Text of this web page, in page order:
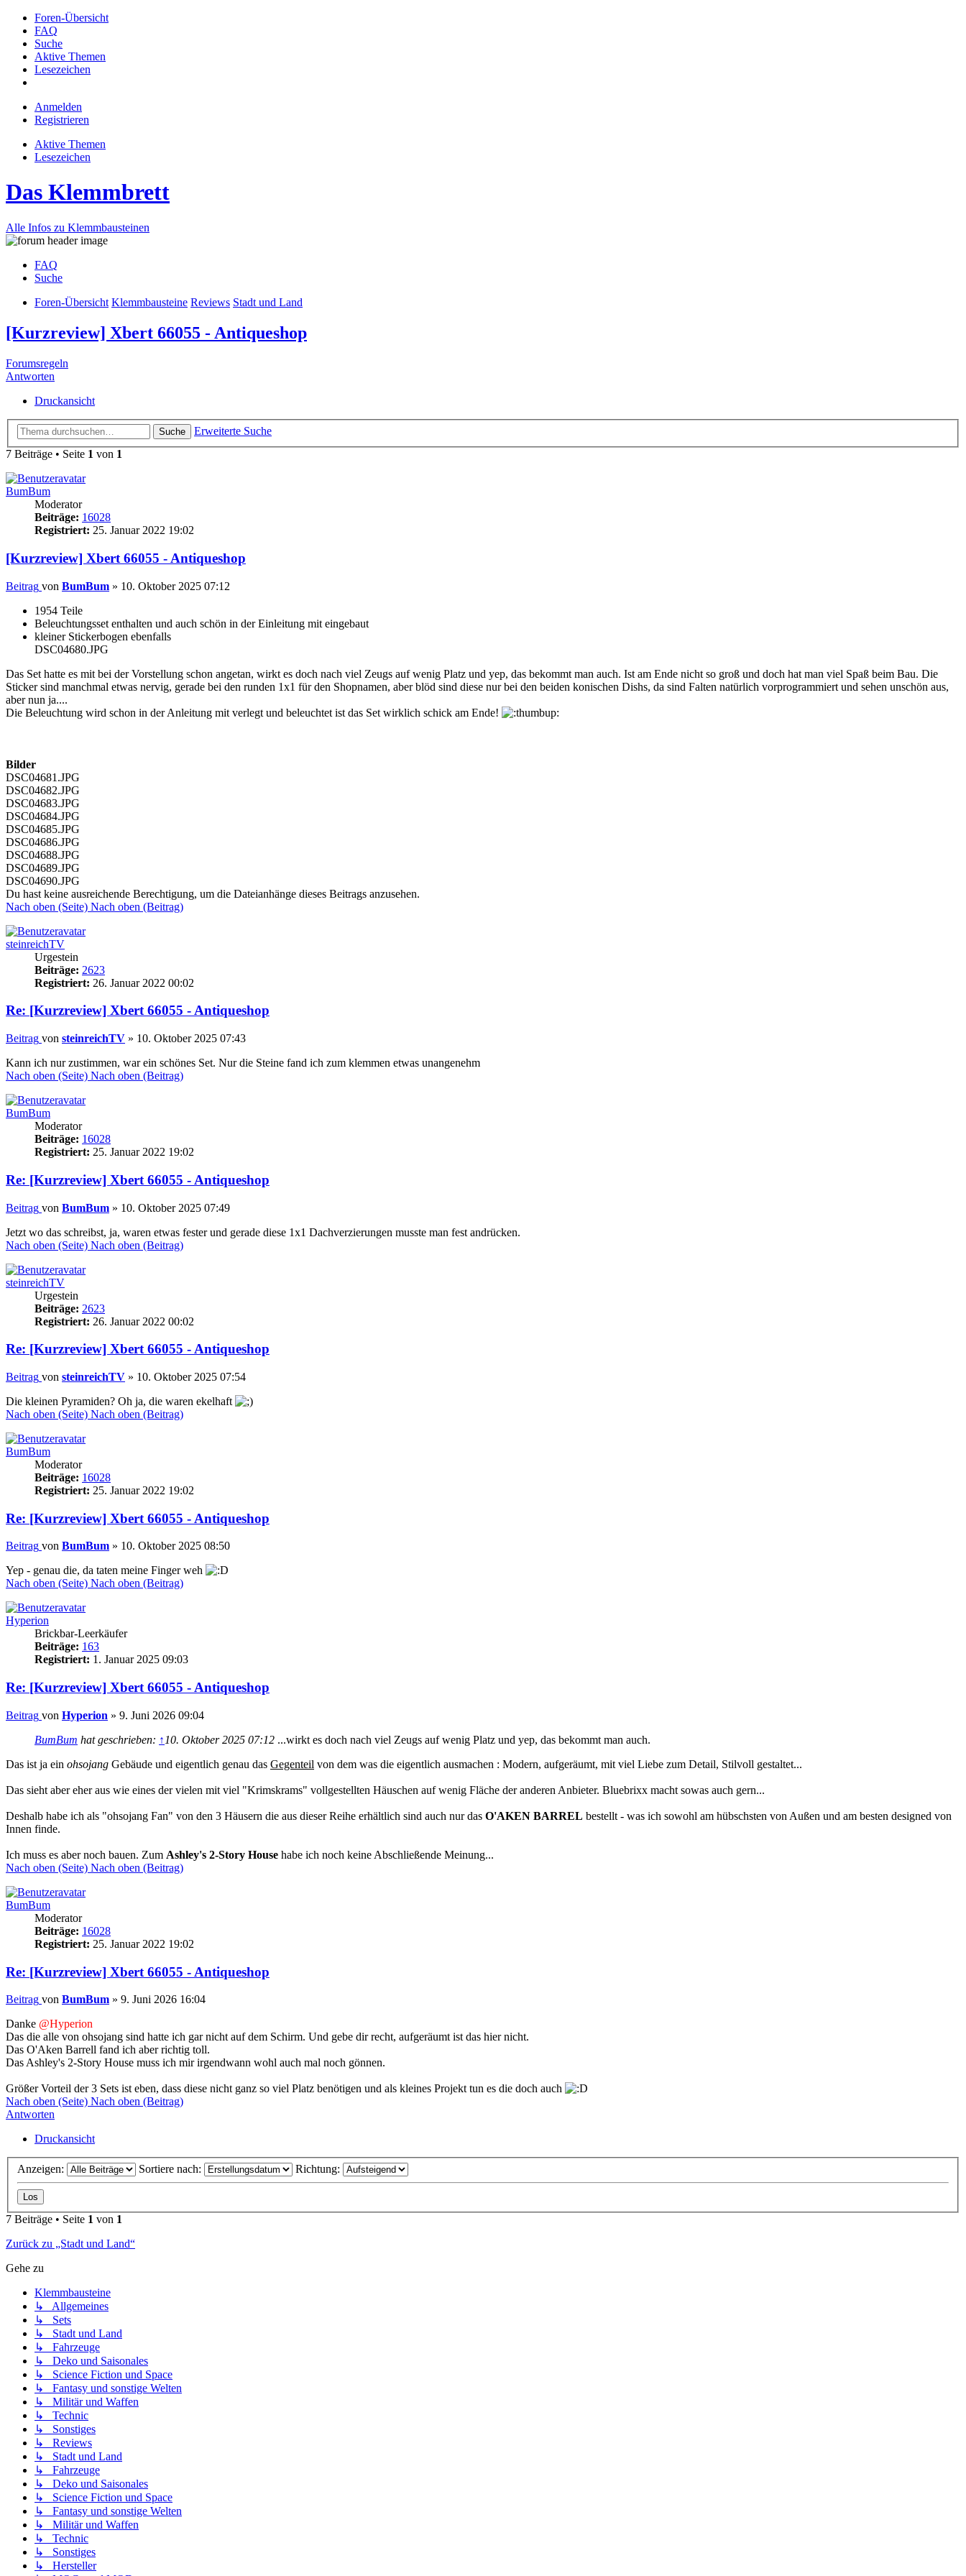
Foren-Übersicht
FAQ
Suche
Aktive Themen
Lesezeichen
Anmelden
Registrieren
Aktive Themen
Lesezeichen
Das Klemmbrett
Alle Infos zu Klemmbausteinen
FAQ
Suche
Foren-Übersicht Klemmbausteine Reviews Stadt und Land
[Kurzreview] Xbert 66055 - Antiqueshop
Forumsregeln
Antworten
Druckansicht
Suche
Erweiterte Suche
7 Beiträge • Seite 1 von 1
BumBum
Moderator
Beiträge: 16028
Registriert: 25. Januar 2022 19:02
[Kurzreview] Xbert 66055 - Antiqueshop
Beitrag von BumBum » 10. Oktober 2025 07:12
1954 Teile
Beleuchtungsset enthalten und auch schön in der Einleitung mit eingebaut
kleiner Stickerbogen ebenfalls
DSC04680.JPG
Das Set hatte es mit bei der Vorstellung schon angetan, wirkt es doch nach viel Zeugs auf wenig Platz und yep, das bekommt man auch. Ist am Ende nicht so groß und doch hat man viel Spaß beim Bau. Die
Sticker sind manchmal etwas nervig, gerade bei den runden 1x1 für den Shopnamen, aber blöd sind diese nur bei den beiden konischen Dishs, da sind Falten natürlich vorprogrammiert und sehen unschön aus,
aber nun ja....
Die Beleuchtung wird schon in der Anleitung mit verlegt und beleuchtet ist das Set wirklich schick am Ende!
Bilder
DSC04681.JPG
DSC04682.JPG
DSC04683.JPG
DSC04684.JPG
DSC04685.JPG
DSC04686.JPG
DSC04688.JPG
DSC04689.JPG
DSC04690.JPG
Du hast keine ausreichende Berechtigung, um die Dateianhänge dieses Beitrags anzusehen.
Nach oben (Seite) Nach oben (Beitrag)
steinreichTV
Urgestein
Beiträge: 2623
Registriert: 26. Januar 2022 00:02
Re: [Kurzreview] Xbert 66055 - Antiqueshop
Beitrag von steinreichTV » 10. Oktober 2025 07:43
Kann ich nur zustimmen, war ein schönes Set. Nur die Steine fand ich zum klemmen etwas unangenehm
Nach oben (Seite) Nach oben (Beitrag)
BumBum
Moderator
Beiträge: 16028
Registriert: 25. Januar 2022 19:02
Re: [Kurzreview] Xbert 66055 - Antiqueshop
Beitrag von BumBum » 10. Oktober 2025 07:49
Jetzt wo das schreibst, ja, waren etwas fester und gerade diese 1x1 Dachverzierungen musste man fest andrücken.
Nach oben (Seite) Nach oben (Beitrag)
steinreichTV
Urgestein
Beiträge: 2623
Registriert: 26. Januar 2022 00:02
Re: [Kurzreview] Xbert 66055 - Antiqueshop
Beitrag von steinreichTV » 10. Oktober 2025 07:54
Die kleinen Pyramiden? Oh ja, die waren ekelhaft
Nach oben (Seite) Nach oben (Beitrag)
BumBum
Moderator
Beiträge: 16028
Registriert: 25. Januar 2022 19:02
Re: [Kurzreview] Xbert 66055 - Antiqueshop
Beitrag von BumBum » 10. Oktober 2025 08:50
Yep - genau die, da taten meine Finger weh
Nach oben (Seite) Nach oben (Beitrag)
Hyperion
Brickbar-Leerkäufer
Beiträge: 163
Registriert: 1. Januar 2025 09:03
Re: [Kurzreview] Xbert 66055 - Antiqueshop
Beitrag von Hyperion » 9. Juni 2026 09:04
BumBum hat geschrieben: ↑ 10. Oktober 2025 07:12 ...wirkt es doch nach viel Zeugs auf wenig Platz und yep, das bekommt man auch.
Das ist ja ein ohsojang Gebäude und eigentlich genau das Gegenteil von dem was die eigentlich ausmachen : Modern, aufgeräumt, mit viel Liebe zum Detail, Stilvoll gestaltet...
Das sieht aber eher aus wie eines der vielen mit viel "Krimskrams" vollgestellten Häuschen auf wenig Fläche der anderen Anbieter. Bluebrixx macht sowas auch gern...
Deshalb habe ich als "ohsojang Fan" von den 3 Häusern die aus dieser Reihe erhältlich sind auch nur das O'AKEN BARREL bestellt - was ich sowohl am hübschsten von Außen und am besten designed von
Innen finde.
Ich muss es aber noch bauen. Zum Ashley's 2-Story House habe ich noch keine Abschließende Meinung...
Nach oben (Seite) Nach oben (Beitrag)
BumBum
Moderator
Beiträge: 16028
Registriert: 25. Januar 2022 19:02
Re: [Kurzreview] Xbert 66055 - Antiqueshop
Beitrag von BumBum » 9. Juni 2026 16:04
Danke @Hyperion
Das die alle von ohsojang sind hatte ich gar nicht auf dem Schirm. Und gebe dir recht, aufgeräumt ist das hier nicht.
Das O'Aken Barrell fand ich aber richtig toll.
Das Ashley's 2-Story House muss ich mir irgendwann wohl auch mal noch gönnen.
Größer Vorteil der 3 Sets ist eben, dass diese nicht ganz so viel Platz benötigen und als kleines Projekt tun es die doch auch
Nach oben (Seite) Nach oben (Beitrag)
Antworten
Druckansicht
Anzeigen: Sortiere nach: Richtung:
7 Beiträge • Seite 1 von 1
Zurück zu „Stadt und Land“
Gehe zu
Klemmbausteine
↳ Allgemeines
↳ Sets
↳ Stadt und Land
↳ Fahrzeuge
↳ Deko und Saisonales
↳ Science Fiction und Space
↳ Fantasy und sonstige Welten
↳ Militär und Waffen
↳ Technic
↳ Sonstiges
↳ Reviews
↳ Stadt und Land
↳ Fahrzeuge
↳ Deko und Saisonales
↳ Science Fiction und Space
↳ Fantasy und sonstige Welten
↳ Militär und Waffen
↳ Technic
↳ Sonstiges
↳ Hersteller